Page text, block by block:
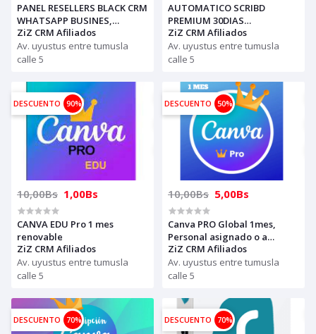
PANEL RESELLERS BLACK CRM
WHATSAPP BUSINES,
LICENCIAS ILIMITADAS
ZiZ CRM Afiliados
Av. uyustus entre tumusla
calle 5
AUTOMATICO SCRIBD
PREMIUM 30DIAS
DISPOSITIVO PARA REVENDER
(compras solo con creditos)
ZiZ CRM Afiliados
Av. uyustus entre tumusla
calle 5
DESCUENTO 90%
10,00Bs 1,00Bs
CANVA EDU Pro 1 mes
renovable
ZiZ CRM Afiliados
Av. uyustus entre tumusla
calle 5
DESCUENTO 50%
10,00Bs 5,00Bs
Canva PRO Global 1mes,
Personal asignado o a
correo del cliente, no
renovable
ZiZ CRM Afiliados
Av. uyustus entre tumusla
calle 5
DESCUENTO 70% DESCUENTO 70%